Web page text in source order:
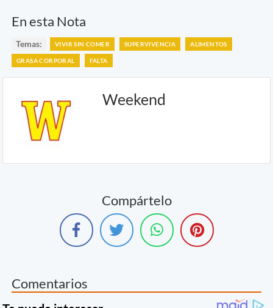
En esta Nota
Temas: VIVIR SIN COMER SUPERVIVENCIA ALIMENTOS
GRASA CORPORAL FALTA
Weekend
Compártelo
Comentarios